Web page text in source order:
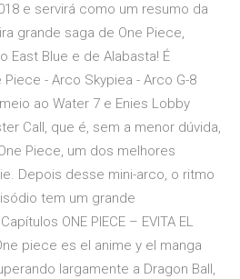
e servirá como um resumo da
grande saga de One Piece,
East Blue e de Alabasta! É
Piece - Arco Skypiea - Arco G-8
ao Water 7 e Enies Lobby
Call, que é, sem a menor dúvida,
Piece, um dos melhores
Depois desse mini-arco, o ritmo
tem um grande
ONE PIECE – EVITA EL
piece es el anime y el manga
largamente a Dragon Ball,